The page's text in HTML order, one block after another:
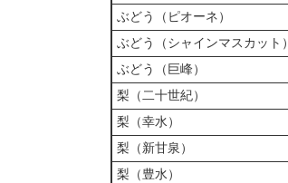
ぶどう（ピオーネ）
ぶどう（シャインマスカット）
ぶどう（巨峰）
梨（二十世紀）
梨（幸水）
梨（新甘泉）
梨（豊水）